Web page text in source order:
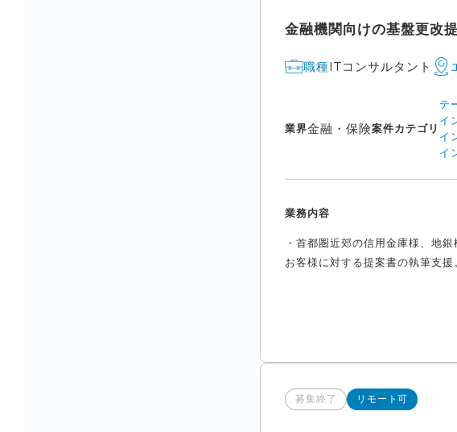
金融機関向けの基盤更改
職種ITコンサルタント
業界金融・保険案件カテゴリ
テ
イ
イ
イ
業務内容
・首都圏近郊の信用金庫様、地
お客様に対する提案書の執筆支
募集終了 リモート可